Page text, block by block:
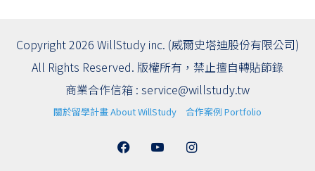
Copyright 2026 WillStudy inc. (威爾史塔迪股份有限公司)
All Rights Reserved. 版權所有，禁止擅自轉貼節錄
商業合作信箱 : service@willstudy.tw
關於留學計畫 About WillStudy 合作案例 Portfolio
Facebook
YouTubeInstagram